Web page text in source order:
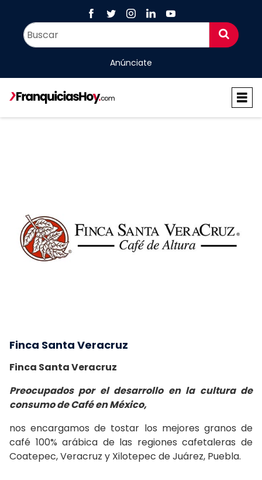
Anúnciate
Finca Santa Veracruz
Finca Santa Veracruz
Preocupados por el desarrollo en la cultura de
consumo de Café en México,
nos encargamos de tostar los mejores granos de
café 100% arábica de las regiones cafetaleras de
Coatepec, Veracruz y Xilotepec de Juárez, Puebla.